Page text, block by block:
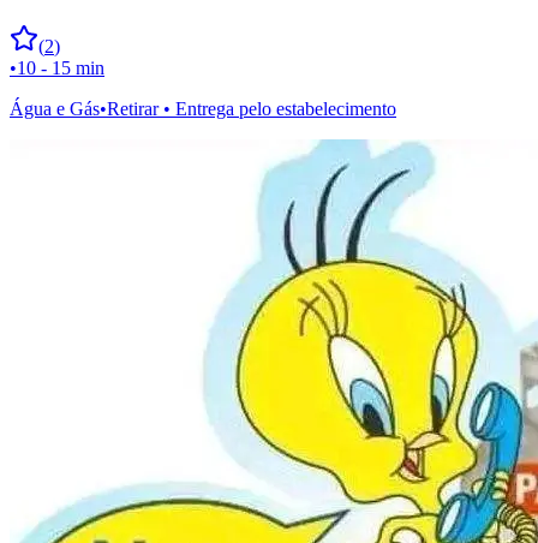
(2)
•10 - 15 min
Água e Gás•Retirar • Entrega pelo estabelecimento